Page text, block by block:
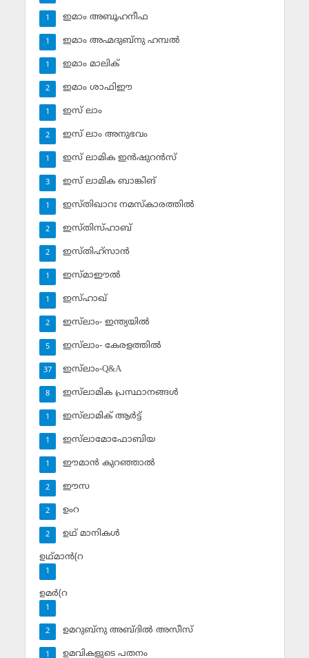
ഇമാം അബൂഹനീഫ
1
ഇമാം അഹ്മദുബ്‌നു ഹമ്പല്‍
1
ഇമാം മാലിക്
1
ഇമാം ശാഫിഈ
2
ഇസ് ലാം
1
ഇസ് ലാം അനുഭവം
2
ഇസ് ലാമിക ഇന്‍ഷുറന്‍സ്‌
1
ഇസ് ലാമിക ബാങ്കിങ്‌
3
ഇസ്തിഖാറഃ നമസ്‌കാരത്തില്‍
1
ഇസ്തിസ്ഹാബ്
2
ഇസ്തിഹ്‌സാന്‍
2
ഇസ്മാഈല്‍
1
ഇസ്ഹാഖ്‌
1
ഇസ്‌ലാം- ഇന്ത്യയില്‍
2
ഇസ്‌ലാം- കേരളത്തില്‍
5
ഇസ്‌ലാം-Q&A
37
ഇസ്‌ലാമിക പ്രസ്ഥാനങ്ങള്‍
8
ഇസ്‌ലാമിക് ആര്‍ട്ട്
1
ഇസ്‌ലാമോഫോബിയ
1
ഈമാന്‍ കുറഞ്ഞാല്‍
1
ഈസ
2
ഉംറ
2
ഉഥ് മാനികള്‍
2
ഉഥ്മാന്‍(റ
1
ഉമര്‍(റ
1
ഉമറുബ്‌നു അബ്ദില്‍ അസീസ്‌
2
ഉമവികളുടെ പതനം
1